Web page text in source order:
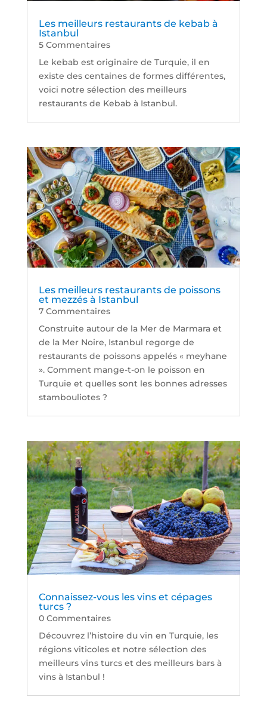
Les meilleurs restaurants de kebab à
Istanbul
5 Commentaires
Le kebab est originaire de Turquie, il en
existe des centaines de formes différentes,
voici notre sélection des meilleurs
restaurants de Kebab à Istanbul.
Les meilleurs restaurants de poissons
et mezzés à Istanbul
7 Commentaires
Construite autour de la Mer de Marmara et
de la Mer Noire, Istanbul regorge de
restaurants de poissons appelés « meyhane
». Comment mange-t-on le poisson en
Turquie et quelles sont les bonnes adresses
stambouliotes ?
Connaissez-vous les vins et cépages
turcs ?
0 Commentaires
Découvrez l’histoire du vin en Turquie, les
régions viticoles et notre sélection des
meilleurs vins turcs et des meilleurs bars à
vins à Istanbul !